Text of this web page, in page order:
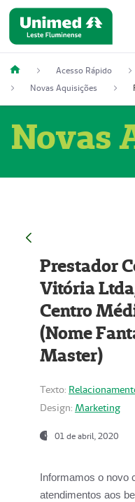
Acesso Rápido
Novas Aquisições
Novas
Prestador
Vitória
Centro
(Nome
Master)
Texto:
Design: Marketing
01 de abril, 2020
Informamos o novo
atendimentos aos